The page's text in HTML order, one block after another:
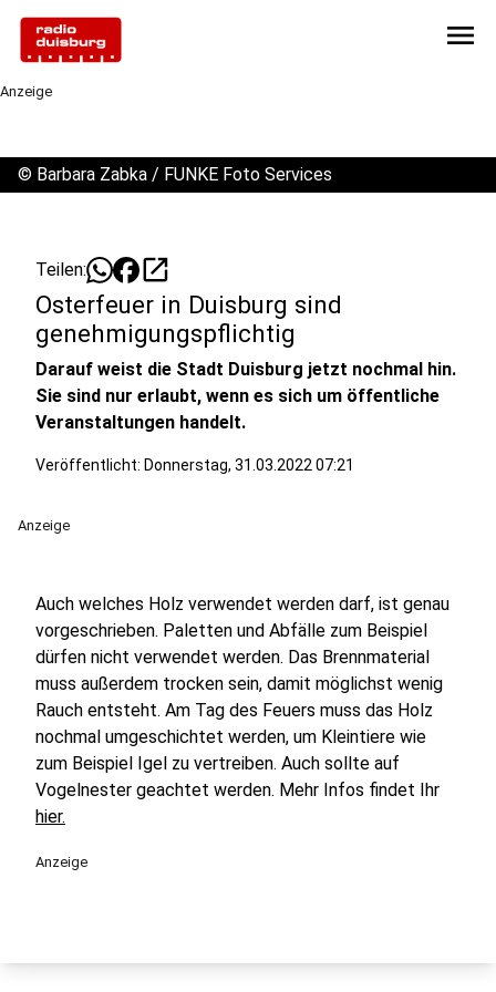
menu
Anzeige
© Barbara Zabka / FUNKE Foto Services
Teilen: open_in_new
Osterfeuer in Duisburg sind
genehmigungspflichtig
Darauf weist die Stadt Duisburg jetzt nochmal hin.
Sie sind nur erlaubt, wenn es sich um öffentliche
Veranstaltungen handelt.
Veröffentlicht: Donnerstag, 31.03.2022 07:21
Anzeige
Auch welches Holz verwendet werden darf, ist genau
vorgeschrieben. Paletten und Abfälle zum Beispiel
dürfen nicht verwendet werden. Das Brennmaterial
muss außerdem trocken sein, damit möglichst wenig
Rauch entsteht. Am Tag des Feuers muss das Holz
nochmal umgeschichtet werden, um Kleintiere wie
zum Beispiel Igel zu vertreiben. Auch sollte auf
Vogelnester geachtet werden. Mehr Infos findet Ihr
hier.
Anzeige